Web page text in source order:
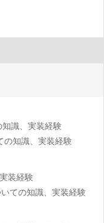
識、実装経験
知識、実装経験
装経験
ての知識、実装経験